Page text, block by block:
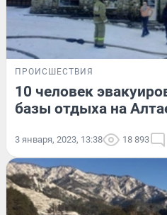
ПРОИСШЕСТВИЯ
10 человек
базы отдыха на
3 января, 2023, 13:38 18 893